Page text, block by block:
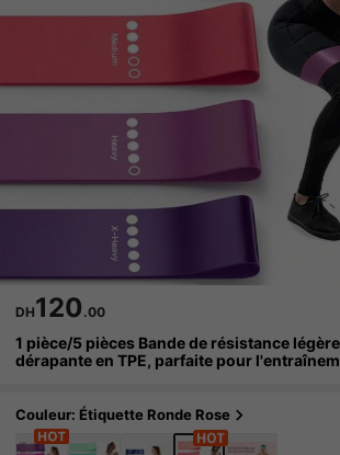
DH120.00
1 pièce/5 pièces Bande de résistance
dérapante en TPE, parfaite pour l'entraînem
nce, la gymnastique et la danse, bande
Couleur: Étiquette Ronde Rose